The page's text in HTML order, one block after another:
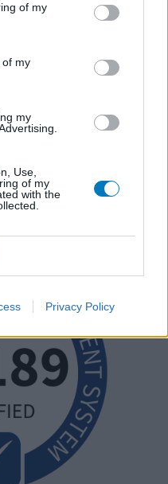
of my
of my
my
Use,
of my
with the
Privacy Policy